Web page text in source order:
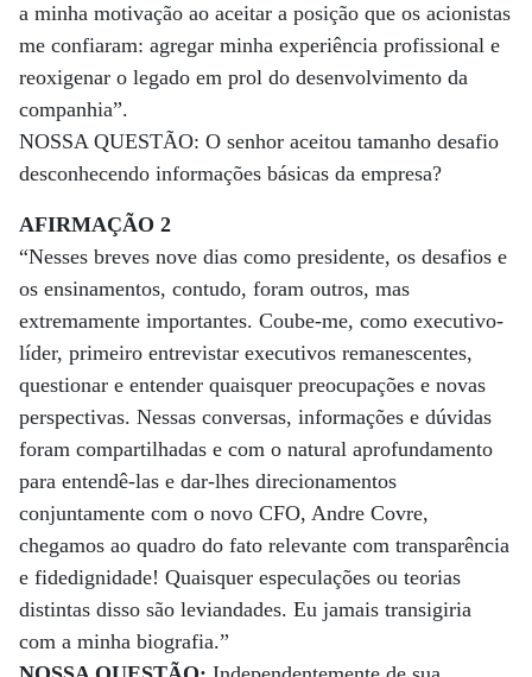
a minha motivação ao aceitar a posição que os acionistas
me confiaram: agregar minha experiência profissional e
reoxigenar o legado em prol do desenvolvimento da
companhia”.
NOSSA QUESTÃO: O senhor aceitou tamanho desafio
desconhecendo informações básicas da empresa?
AFIRMAÇÃO 2
“Nesses breves nove dias como presidente, os desafios e
os ensinamentos, contudo, foram outros, mas
extremamente importantes. Coube-me, como executivo-
líder, primeiro entrevistar executivos remanescentes,
questionar e entender quaisquer preocupações e novas
perspectivas. Nessas conversas, informações e dúvidas
foram compartilhadas e com o natural aprofundamento
para entendê-las e dar-lhes direcionamentos
conjuntamente com o novo CFO, Andre Covre,
chegamos ao quadro do fato relevante com transparência
e fidedignidade! Quaisquer especulações ou teorias
distintas disso são leviandades. Eu jamais transigiria
com a minha biografia.”